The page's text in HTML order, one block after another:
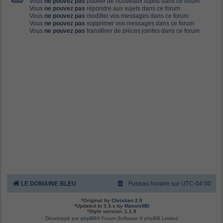
Vous ne pouvez pas répondre aux sujets dans ce forum
Vous ne pouvez pas modifier vos messages dans ce forum
Vous ne pouvez pas supprimer vos messages dans ce forum
Vous ne pouvez pas transférer de pièces jointes dans ce forum
LE DOMAINE BLEU Fuseau horaire sur UTC-04:00
*Original by Christian 2.0
*Updated to 3.3.x by MannixMD
*Style version: 1.1.8
Développé par phpBB® Forum Software © phpBB Limited